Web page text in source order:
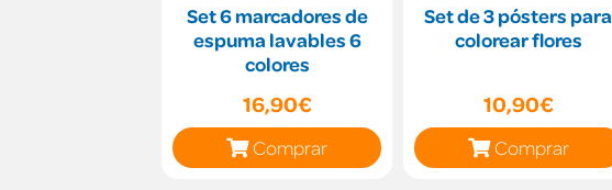
Set 6 marcadores de
espuma lavables 6
colores
16,90€
Comprar
Set de 3 pósters para
colorear flores
10,90€
Comprar